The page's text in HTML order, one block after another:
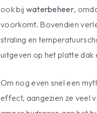
ook bij waterbeheer,
voorkomt. Bovendien
straling en
uitgeven op het platte dak
Om nog even snel een
effect, aangezien ze veel